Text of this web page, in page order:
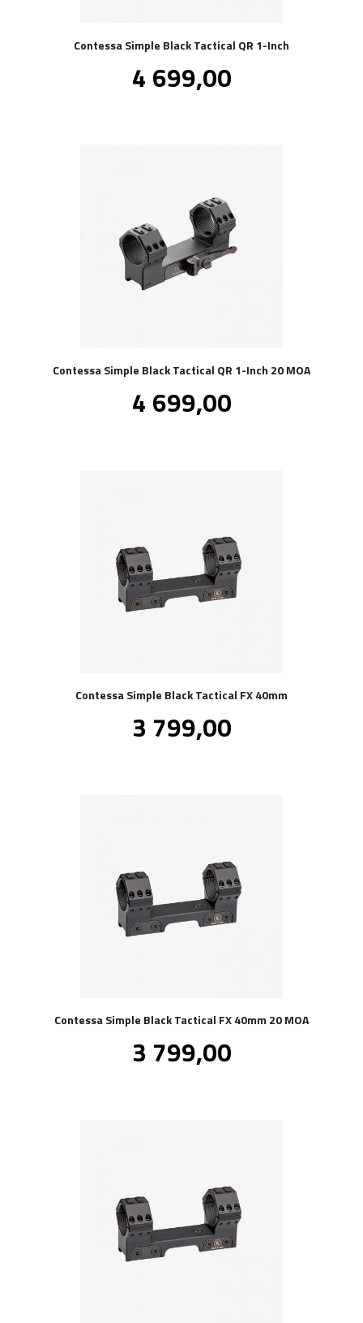
Contessa Simple Black Tactical QR 1-Inch
Pris
4 699,00mva.
Contessa Simple Black Tactical QR 1-Inch 20 MOA
Pris
4 699,00mva.
Contessa Simple Black Tactical FX 40mm
Pris
3 799,00mva.
Contessa Simple Black Tactical FX 40mm 20 MOA
Pris
3 799,00mva.